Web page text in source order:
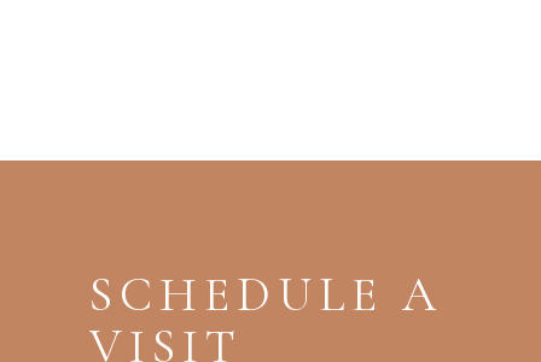
SCHEDULE A
VISIT